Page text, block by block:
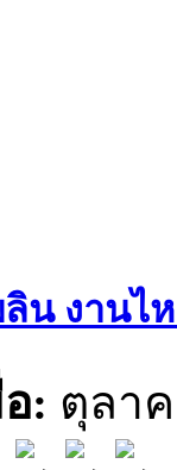
น งานไ
: ตุลาค